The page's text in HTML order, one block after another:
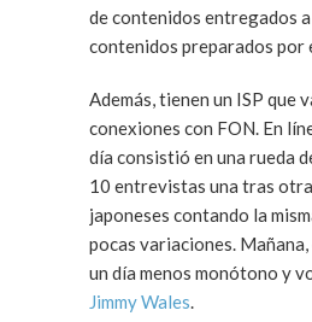
de contenidos entregados
contenidos preparados por
Además, tienen un ISP que
conexiones con FON. En
día consistió en una rueda
10 entrevistas una tras
japoneses contando la
pocas variaciones.
un día menos monótono y
Jimmy Wales.